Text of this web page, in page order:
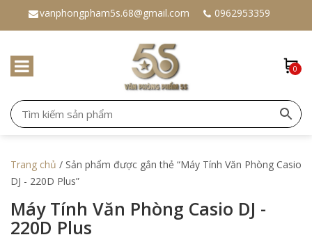
vanphongpham5s.68@gmail.com 0962953359
0
Trang chủ / Sản phẩm được gắn thẻ “Máy Tính Văn Phòng Casio
DJ - 220D Plus”
Máy Tính Văn Phòng Casio DJ -
220D Plus